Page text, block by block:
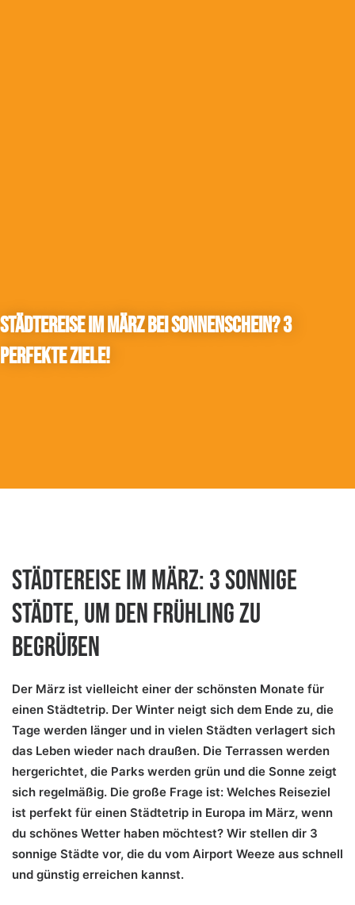
Städtereise im März bei Sonnenschein? 3
perfekte Ziele!
Städtereise im März: 3 sonnige
Städte, um den Frühling zu
begrüßen
Der März ist vielleicht einer der schönsten Monate für
einen Städtetrip. Der Winter neigt sich dem Ende zu, die
Tage werden länger und in vielen Städten verlagert sich
das Leben wieder nach draußen. Die Terrassen werden
hergerichtet, die Parks werden grün und die Sonne zeigt
sich regelmäßig. Die große Frage ist: Welches Reiseziel
ist perfekt für einen Städtetrip in Europa im März, wenn
du schönes Wetter haben möchtest? Wir stellen dir 3
sonnige Städte vor, die du vom Airport Weeze aus schnell
und günstig erreichen kannst.